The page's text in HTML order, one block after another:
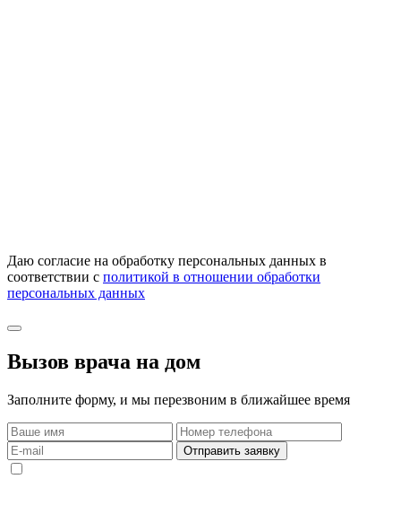
Даю согласие на обработку персональных данных в
соответствии с политикой в отношении обработки
персональных данных
Вызов врача на дом
Заполните форму, и мы перезвоним в ближайшее время